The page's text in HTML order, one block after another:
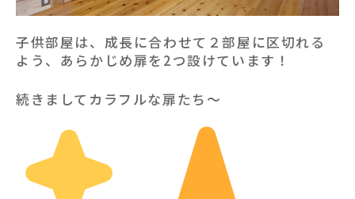
子供部屋は、成長に合わせて２部屋に区切れる
よう、あらかじめ扉を2つ設けています！
続きましてカラフルな扉たち〜